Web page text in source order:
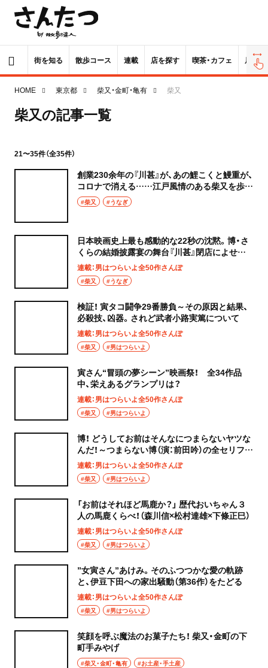
街を知る 散歩コース 連載 店を探す 喫茶・カフェ 居酒屋
HOME 東京都 柴又・金町・亀有 柴又
柴又の記事一覧
21〜35件（全35件）
創業230余年の『川甚』が、あの鯉こくと鰻重が、
コロナで消える……江戸風情のある柴又を歩き
つつ、最後の味をかみしめた！
#柴又 #うなぎ
日本映画史上最も感動的な22秒の沈黙。博・さ
くらの結婚披露宴の舞台『川甚』閉店によせて
～「うなぎ」ほか全川魚シーンを検証する
連載：男はつらいよ全50作さんぽ
#柴又 #うなぎ
検証！ 寅タコ闘争29番勝負～その原因と結果、
必殺技、凶器。されど武者小路実篤について
連載：男はつらいよ全50作さんぽ
#柴又 #男はつらいよ
寅さん“冒頭の夢シーン”映画祭！ 全34作品
中、栄えあるグランプリは？
連載：男はつらいよ全50作さんぽ
#柴又 #男はつらいよ
博！ どうしてお前はそんなにつまらないヤツな
んだ！～つまらない博（演：前田吟）の全セリフ全
シーンを検証する
連載：男はつらいよ全50作さんぽ
#柴又 #男はつらいよ
「お前はそれほど馬鹿か？」 歴代おいちゃん３
人の馬鹿くらべ！（森川信×松村達雄×下條正巳）
連載：男はつらいよ全50作さんぽ
#柴又 #男はつらいよ
”女寅さん”あけみ。そのふつつかな愛の軌跡
と、伊豆下田への家出騒動（第36作）をたどる
連載：男はつらいよ全50作さんぽ
#柴又 #男はつらいよ
笑顔を呼ぶ魔法のお菓子たち！ 柴又・金町の下
町手みやげ
#柴又・金町・亀有 #お土産・手土産